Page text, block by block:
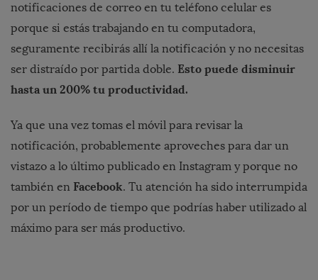
notificaciones de correo en tu teléfono celular es
porque si estás trabajando en tu computadora,
seguramente recibirás allí la notificación y no necesitas
ser distraído por partida doble. Esto puede disminuir
hasta un 200% tu productividad.
Ya que una vez tomas el móvil para revisar la
notificación, probablemente aproveches para dar un
vistazo a lo último publicado en Instagram y porque no
también en Facebook. Tu atención ha sido interrumpida
por un período de tiempo que podrías haber utilizado al
máximo para ser más productivo.